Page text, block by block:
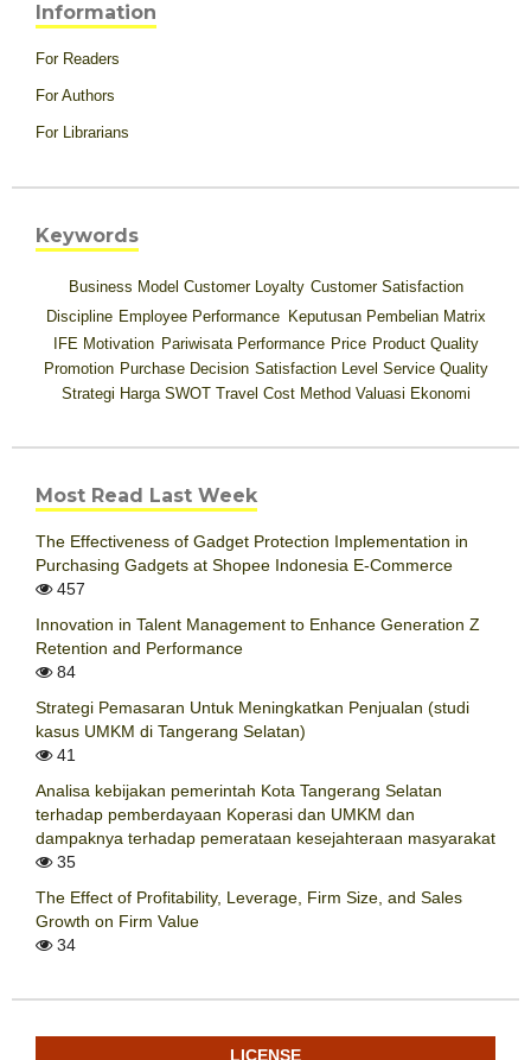
Information
For Readers
For Authors
For Librarians
Keywords
Business Model Customer Loyalty Customer Satisfaction
Discipline Employee Performance Keputusan Pembelian Matrix
IFE Motivation Pariwisata Performance Price Product Quality
Promotion Purchase Decision Satisfaction Level Service Quality
Strategi Harga SWOT Travel Cost Method Valuasi Ekonomi
Most Read Last Week
The Effectiveness of Gadget Protection Implementation in
Purchasing Gadgets at Shopee Indonesia E-Commerce
457
Innovation in Talent Management to Enhance Generation Z
Retention and Performance
84
Strategi Pemasaran Untuk Meningkatkan Penjualan (studi
kasus UMKM di Tangerang Selatan)
41
Analisa kebijakan pemerintah Kota Tangerang Selatan
terhadap pemberdayaan Koperasi dan UMKM dan
dampaknya terhadap pemerataan kesejahteraan masyarakat
35
The Effect of Profitability, Leverage, Firm Size, and Sales
Growth on Firm Value
34
LICENSE